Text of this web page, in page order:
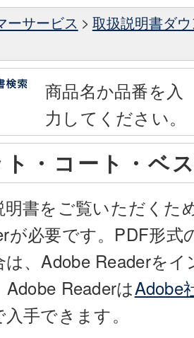
ーサービス > 取扱説明書ダ
商品名か品番を入
力してください。
・コート・ベ
明書をご覧いただくた
が必要です。PDF形
は、Adobe Readerを
Adobe ReaderはAdobe
手できます。